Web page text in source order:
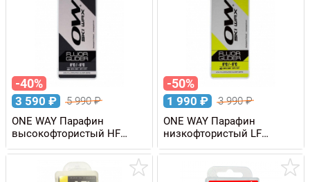
-40%
3 590 ₽ 5 990₽
ONE WAY Парафин
высокофтористый HF
PREMIO BLACK DIRTY SNOW
0/-6 C, 100 г
-50%
1 990 ₽ 3 990₽
ONE WAY Парафин
низкофтористый LF
CARBON YELLOW 0/-6°C,
180 г